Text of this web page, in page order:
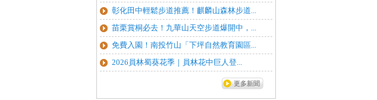
彰化田中輕鬆步道推薦！麒麟山森林步道...
苗栗賞桐必去！九華山天空步道爆開中，...
免費入園！南投竹山「下坪自然教育園區...
2026員林蜀葵花季｜員林花中巨人登...
更多新聞